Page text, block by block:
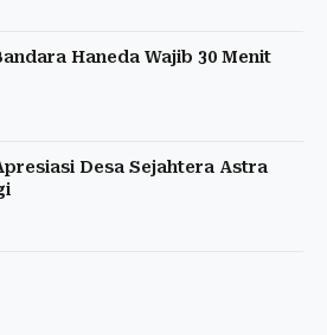
Haneda Wajib 30 Menit
Desa Sejahtera Astra